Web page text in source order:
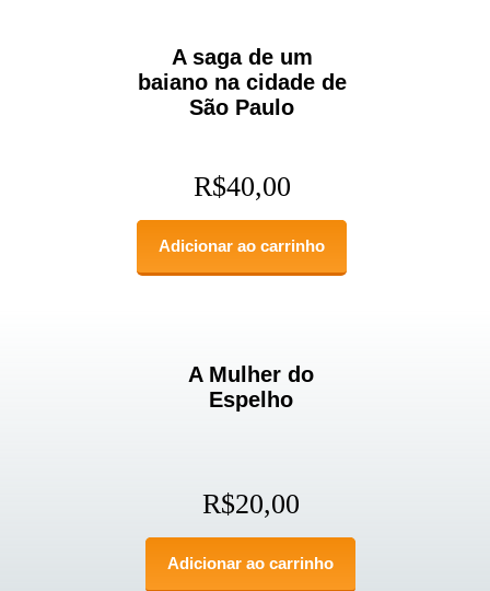
A saga de um
baiano na cidade de
São Paulo
R$40,00
Adicionar ao carrinho
A Mulher do
Espelho
R$20,00
Adicionar ao carrinho